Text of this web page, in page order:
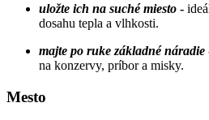
uložte ich na suché miesto -
dosahu tepla a vlhkosti.
majte po ruke základné náradie
na konzervy, príbor a misky.
Mesto